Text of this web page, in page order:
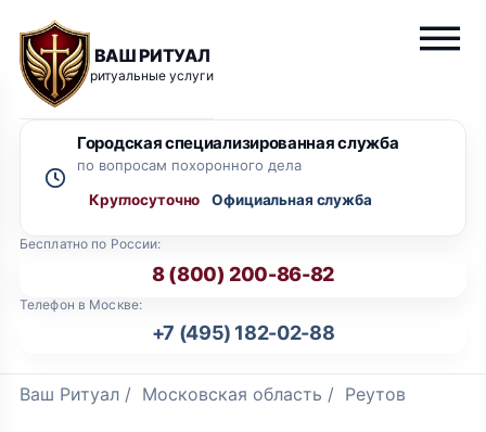
ВАШ РИТУАЛ
ритуальные услуги
Бесплатно по России:
8 (800) 200-86-82
Телефон в Москве:
+7 (495) 182-02-88
Городская специализированная служба
по вопросам похоронного дела
Круглосуточно
Ваш Ритуал / Московская область / Реутов